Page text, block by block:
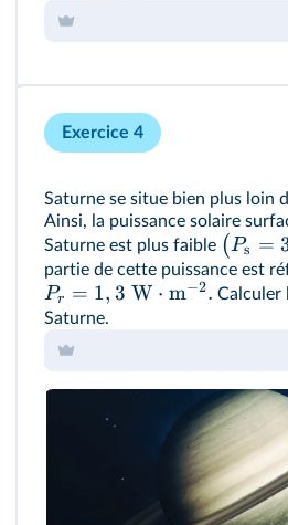
Exercice 4
Saturne se situe bien plus loin
Ainsi, la puissance solaire
Saturne est plus faible (Ps =
partie de cette puissance est
Pr = 1, 3 W ⋅ m−2. Calculer
Saturne.